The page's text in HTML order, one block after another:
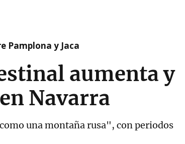
Pamplona y Jaca
aumenta y
Navarra
una montaña rusa", con periodos